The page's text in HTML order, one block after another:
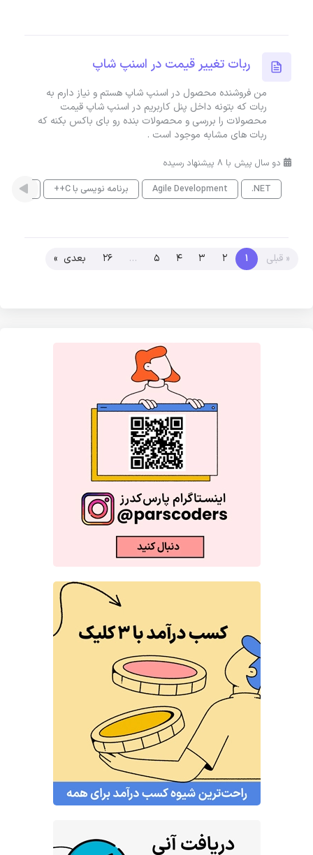
ربات تغییر قیمت در اسنپ شاپ
من فروشنده محصول در اسنپ شاپ هستم و نیاز دارم به
ربات که بتونه داخل پنل کاربریم در اسنپ شاپ قیمت
محصولات را بررسی و محصولات بنده رو بای باکس بکنه که
ربات های مشابه موجود است .
دو سال پیش با 8 پیشنهاد رسیده
.NET
Agile Development برنامه نویسی با C++ PHP
« قبلی 1
2
3
4
5
…
26 بعدی »